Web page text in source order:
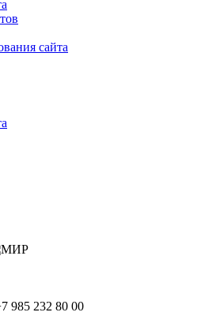
сайта
985 232 80 00